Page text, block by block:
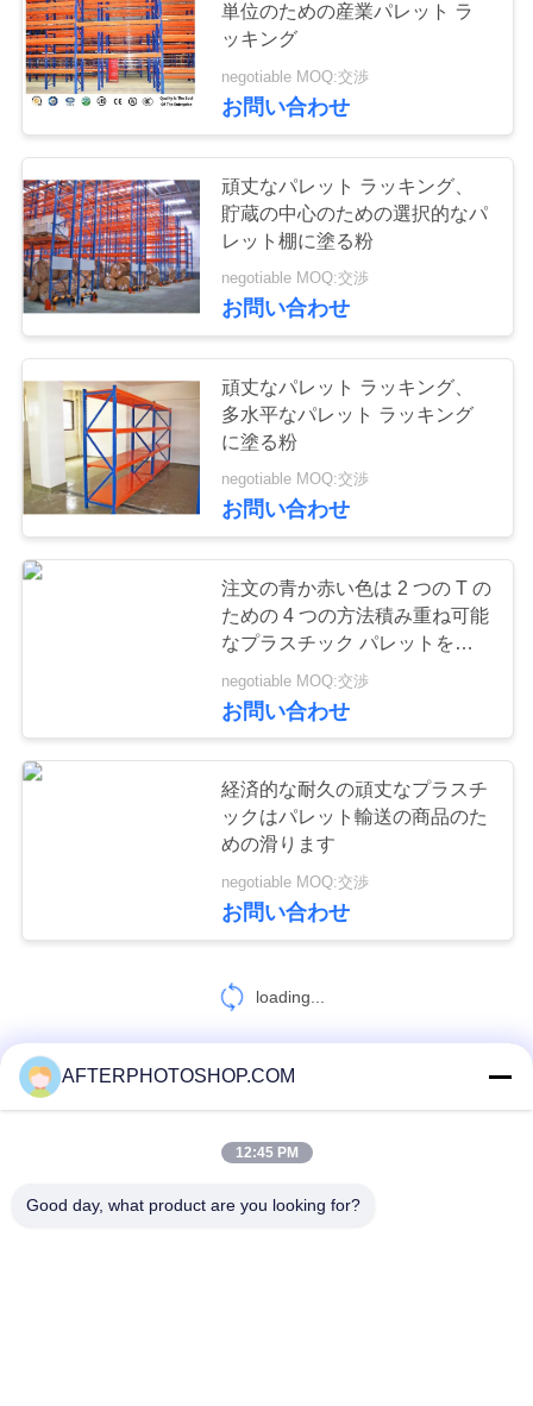
ドライブ-パレット
のラッキング
産業仕事台
57
道具箱のキャビネ
ット
55
チック パレット
片持梁ラッキング
単位のための産業パレット ラ
ッキング
negotiable MOQ:交渉
お問い合わせ
頑丈なパレット ラッキング、
貯蔵の中心のための選択的なパ
レット棚に塗る粉
negotiable MOQ:交渉
お問い合わせ
頑丈なパレット ラッキング、
多水平なパレット ラッキング
に塗る粉
negotiable MOQ:交渉
お問い合わせ
注文の青か赤い色は 2 つの T の
ための 4 つの方法積み重ね可能
なプラスチック パレットをリ
サイクルします
negotiable MOQ:交渉
お問い合わせ
経済的な耐久の頑丈なプラスチ
ックはパレット輸送の商品のた
めの滑ります
negotiable MOQ:交渉
お問い合わせ
loading...
お問い合わせ!
AFTERPHOTOSHOP.COM
12:45 PM
Good day, what product are you looking for?